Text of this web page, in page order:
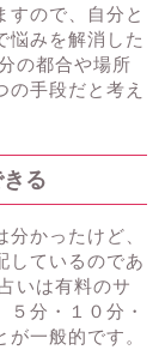
すので、自分と
悩みを解消した
の都合や場所
手段だと考え
る
かったけど、
しているのであ
いは有料のサ
分・１０分・
一般的です。